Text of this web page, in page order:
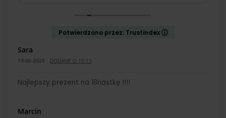
Potwierdzono przez: Trustindex
Sara
19-06-2025 DODANE O 15:13
Najlepszy prezent na 18nastkę !!!!
Marcin